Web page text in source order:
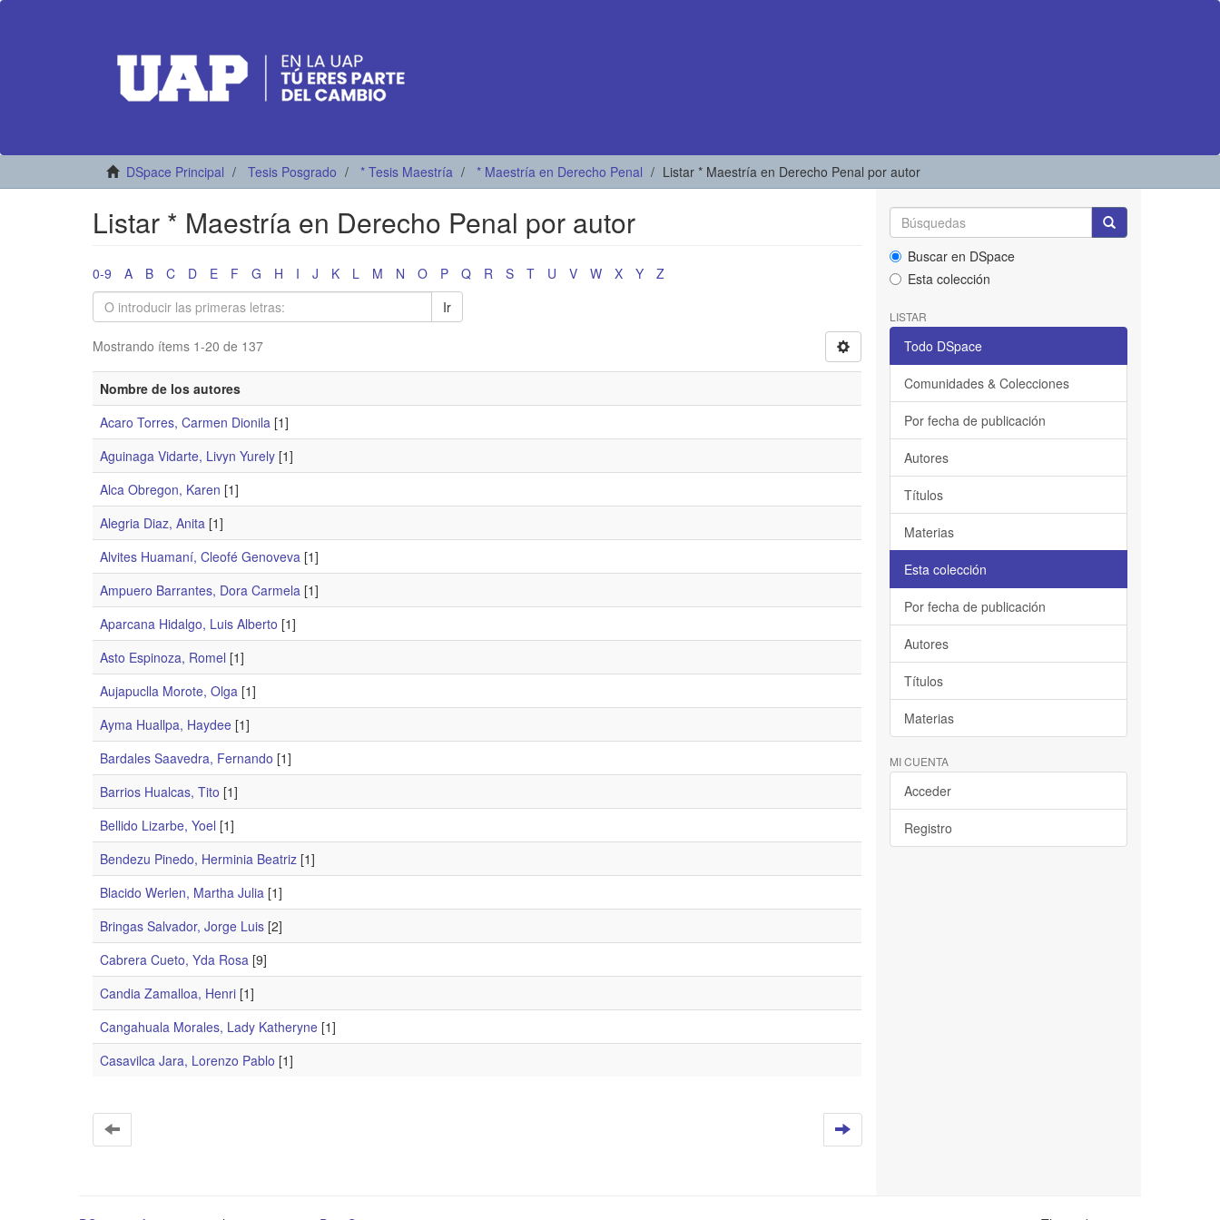
DSpace Principal Tesis Posgrado * Tesis Maestría * Maestría en Derecho Penal Listar * Maestría en Derecho Penal por autor
Listar * Maestría en Derecho Penal por autor
0-9 A B C D E F G H I J K L M N O P Q R S T U V W X Y
Z
Ir
Mostrando ítems 1-20 de 137
Nombre de los autores
Acaro Torres, Carmen Dionila [1]
Aguinaga Vidarte, Livyn Yurely [1]
Alca Obregon, Karen [1]
Alegria Diaz, Anita [1]
Alvites Huamaní, Cleofé Genoveva [1]
Ampuero Barrantes, Dora Carmela [1]
Aparcana Hidalgo, Luis Alberto [1]
Asto Espinoza, Romel [1]
Aujapuclla Morote, Olga [1]
Ayma Huallpa, Haydee [1]
Bardales Saavedra, Fernando [1]
Barrios Hualcas, Tito [1]
Bellido Lizarbe, Yoel [1]
Bendezu Pinedo, Herminia Beatriz [1]
Blacido Werlen, Martha Julia [1]
Bringas Salvador, Jorge Luis [2]
Cabrera Cueto, Yda Rosa [9]
Candia Zamalloa, Henri [1]
Cangahuala Morales, Lady Katheryne [1]
Casavilca Jara, Lorenzo Pablo [1]
Buscar en DSpace
Esta colección
LISTAR
Todo DSpace
Comunidades & Colecciones
Por fecha de publicación
Autores
Títulos
Materias
Esta colección
Por fecha de publicación
Autores
Títulos
Materias
MI CUENTA
Acceder
Registro